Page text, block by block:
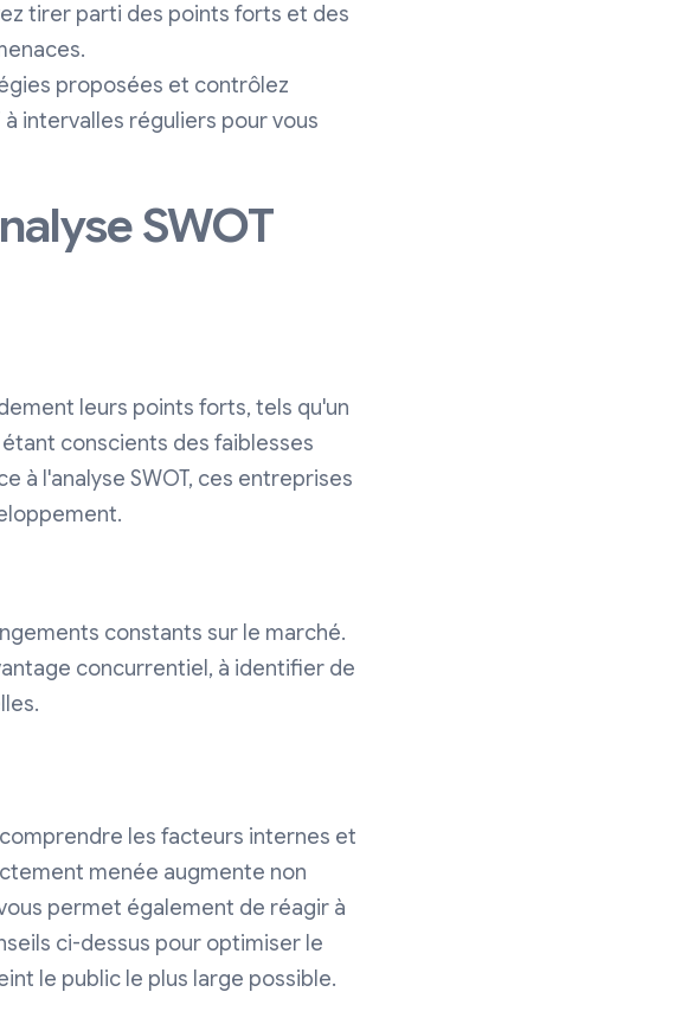
tirer parti des points forts et des
proposées et contrôlez
intervalles réguliers pour vous
SWOT
leurs points forts, tels qu'un
conscients des faiblesses
à l'analyse SWOT, ces entreprises
constants sur le marché.
concurrentiel, à identifier de
comprendre les facteurs internes et
menée augmente non
permet également de réagir à
ci-dessus pour optimiser le
le public le plus large possible.